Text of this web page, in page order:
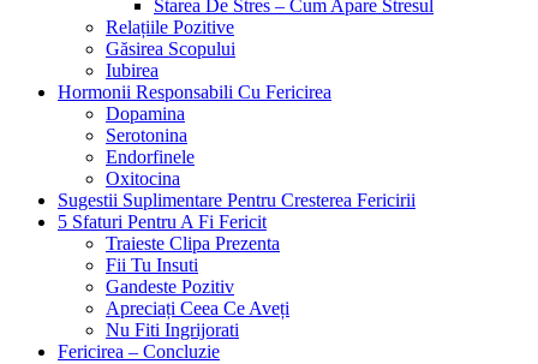
Starea De Stres – Cum Apare Stresul
Relațiile Pozitive
Găsirea Scopului
Iubirea
Hormonii Responsabili Cu Fericirea
Dopamina
Serotonina
Endorfinele
Oxitocina
Sugestii Suplimentare Pentru Cresterea Fericirii
5 Sfaturi Pentru A Fi Fericit
Traieste Clipa Prezenta
Fii Tu Insuti
Gandeste Pozitiv
Apreciați Ceea Ce Aveți
Nu Fiti Ingrijorati
Fericirea – Concluzie